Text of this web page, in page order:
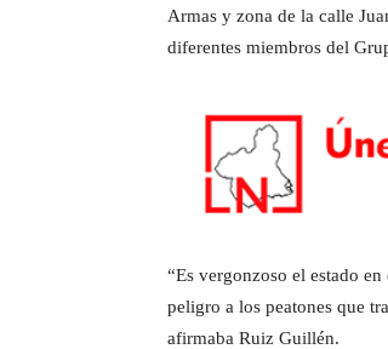
Armas y zona de la calle
diferentes miembros del
“Es vergonzoso el estado
peligro a los peatones que
afirmaba Ruiz Guillén.